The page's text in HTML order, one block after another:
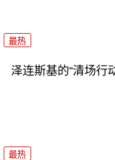
最热
泽连斯基的“清场行
最热